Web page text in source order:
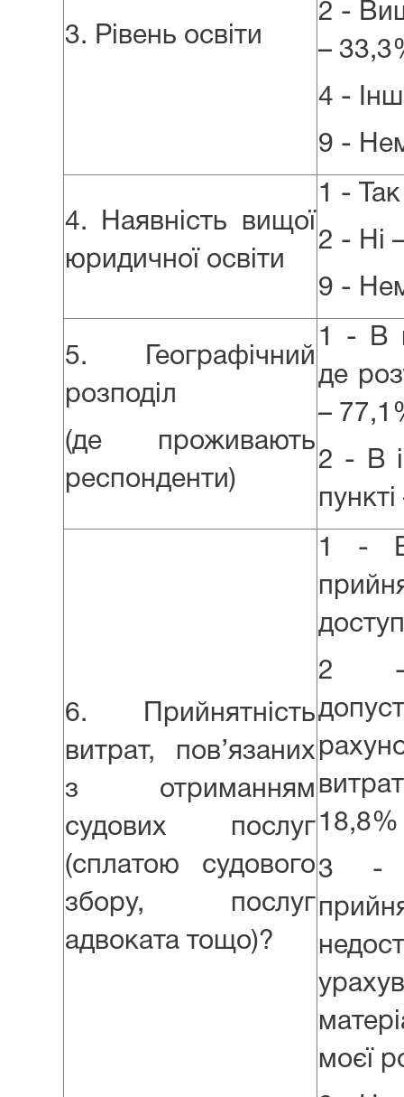
3. Рівень освіти
2 -
–
4 -
9 -
4. Наявність вищої
юридичної освіти
1 -
2 - Ні
9 -
5. Географічний
розподіл
(де проживають
респонденти)
1 - В
де
–
2 - В
6. Прийнятність
витрат, пов’язаних
з отриманням
судових послуг
(сплатою судового
збору, послуг
адвоката тощо)?
1 -
2 -
18,8%
3 -
моєї